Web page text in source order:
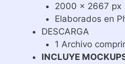
2000 x 2667 px
Elaborados en
DESCARGA
1 Archivo
INCLUYE